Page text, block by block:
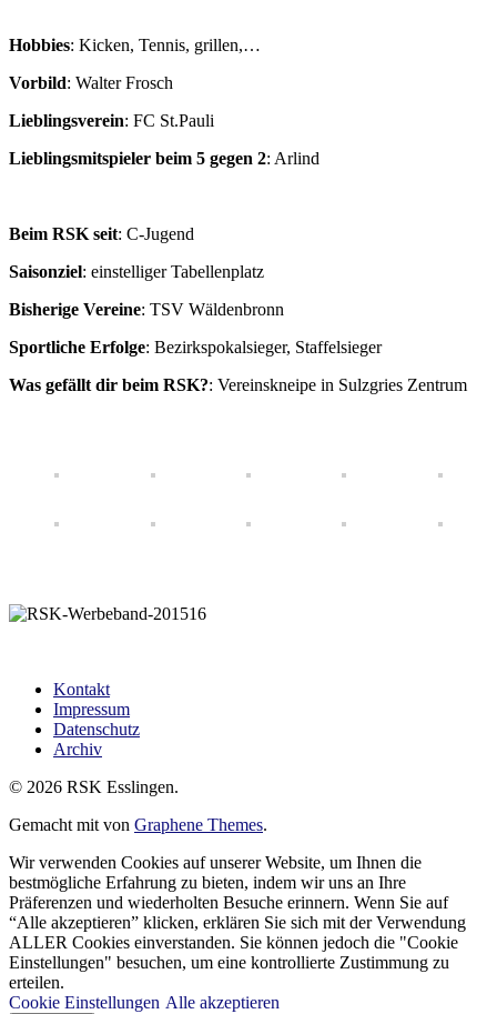
Hobbies: Kicken, Tennis, grillen,…
Vorbild: Walter Frosch
Lieblingsverein: FC St.Pauli
Lieblingsmitspieler beim 5 gegen 2: Arlind
Beim RSK seit: C-Jugend
Saisonziel: einstelliger Tabellenplatz
Bisherige Vereine: TSV Wäldenbronn
Sportliche Erfolge: Bezirkspokalsieger, Staffelsieger
Was gefällt dir beim RSK?: Vereinskneipe in Sulzgries Zentrum
Kontakt
Impressum
Datenschutz
Archiv
© 2026 RSK Esslingen.
Gemacht mit von Graphene Themes.
Wir verwenden Cookies auf unserer Website, um Ihnen die
bestmögliche Erfahrung zu bieten, indem wir uns an Ihre
Präferenzen und wiederholten Besuche erinnern. Wenn Sie auf
“Alle akzeptieren” klicken, erklären Sie sich mit der Verwendung
ALLER Cookies einverstanden. Sie können jedoch die "Cookie
Einstellungen" besuchen, um eine kontrollierte Zustimmung zu
erteilen.
Cookie Einstellungen Alle akzeptieren